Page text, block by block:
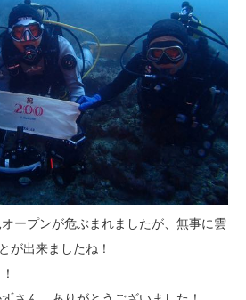
ープンが危ぶまれましたが、無事に雲
が出来ましたね！